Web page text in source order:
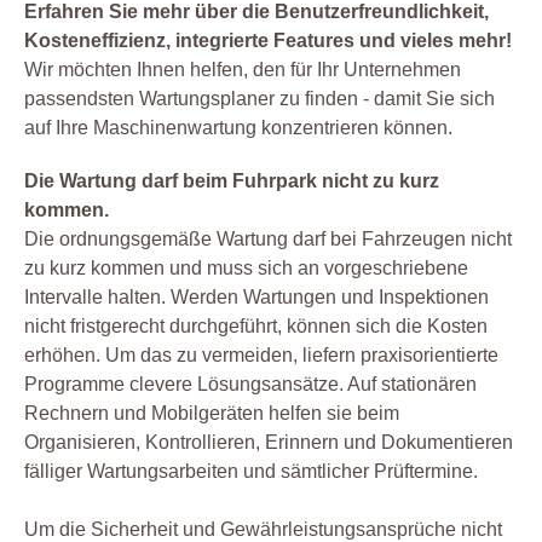
Erfahren Sie mehr über die Benutzerfreundlichkeit,
Kosteneffizienz, integrierte Features und vieles mehr!
Wir möchten Ihnen helfen, den für Ihr Unternehmen
passendsten Wartungsplaner zu finden - damit Sie sich
auf Ihre Maschinenwartung konzentrieren können.
Die Wartung darf beim Fuhrpark nicht zu kurz
kommen.
Die ordnungsgemäße Wartung darf bei Fahrzeugen nicht
zu kurz kommen und muss sich an vorgeschriebene
Intervalle halten. Werden Wartungen und Inspektionen
nicht fristgerecht durchgeführt, können sich die Kosten
erhöhen. Um das zu vermeiden, liefern praxisorientierte
Programme clevere Lösungsansätze. Auf stationären
Rechnern und Mobilgeräten helfen sie beim
Organisieren, Kontrollieren, Erinnern und Dokumentieren
fälliger Wartungsarbeiten und sämtlicher Prüftermine.
Um die Sicherheit und Gewährleistungsansprüche nicht